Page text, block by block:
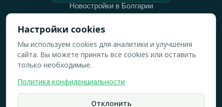
Новостройки в Болгарии
Вторичное жильё в Болгарии
Рабочее время
ПН-ПТ: 10:00 — 18:00
ВС: Выходной
2019-2026 © Все права защищены.
Настройки cookies
Мы используем cookies для аналитики и улучшения
сайта. Вы можете принять все cookies или оставить
только необходимые.
Политика конфиденциальности
Отклонить